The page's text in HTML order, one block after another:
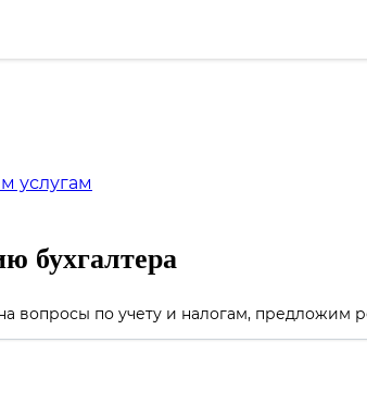
услугам
бухгалтера
вопросы по учету и налогам, предложим